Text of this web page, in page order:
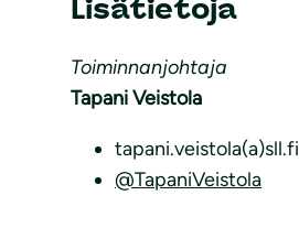
Lisätietoja
Toiminnanjohtaja
Tapani Veistola
tapani.veistola(a)sll.fi
@TapaniVeistola